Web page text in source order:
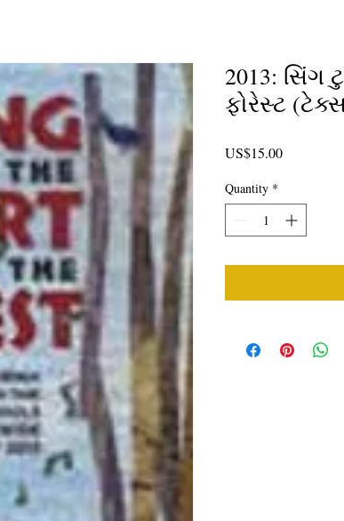
2013: સિંગ
ફોરેસ્ટ
US$15.00Price
Quantity *